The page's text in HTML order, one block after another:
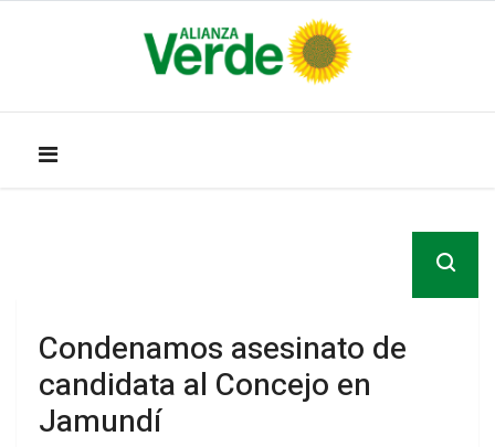
Condenamos asesinato de
candidata al Concejo en
Jamundí